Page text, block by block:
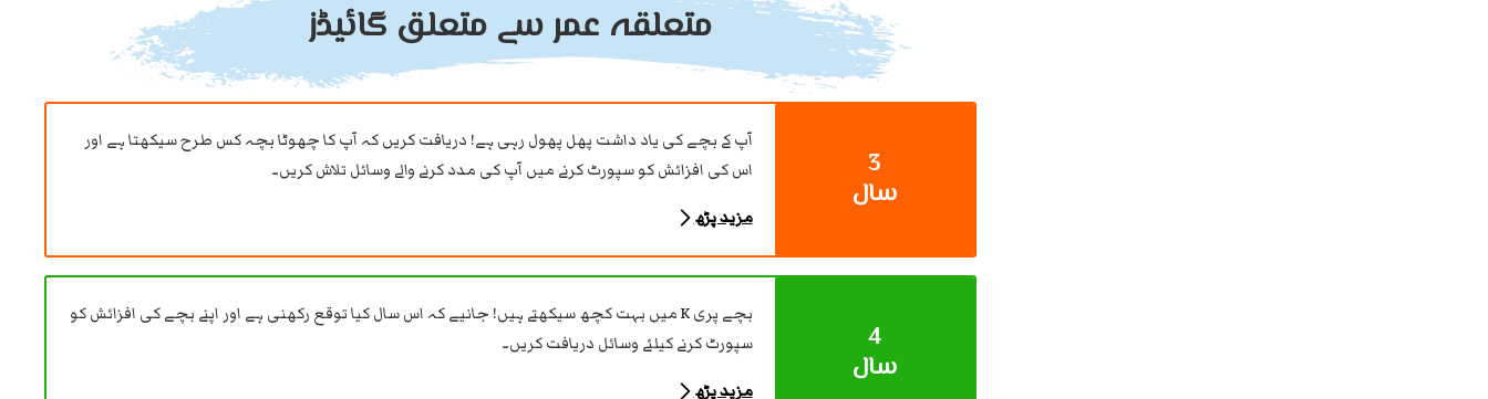
متعلقہ عمر سے متعلق گائیڈز
3
سال
آپ کے بچے کی یاد داشت پھل پھول رہی ہے! دریافت کریں کہ آپ کا چھوٹا بچہ کس طرح سیکھتا ہے اور
اس کی افزائش کو سپورٹ کرنے میں آپ کی مدد کرنے والے وسائل تلاش کریں۔
مزید پڑھ
4
سال
بچے پری K میں بہت کچھ سیکھتے ہیں! جانیے کہ اس سال کیا توقع رکھنی ہے اور اپنے بچے کی افزائش کو
سپورٹ کرنے کیلئے وسائل دریافت کریں۔
مزید پڑھ